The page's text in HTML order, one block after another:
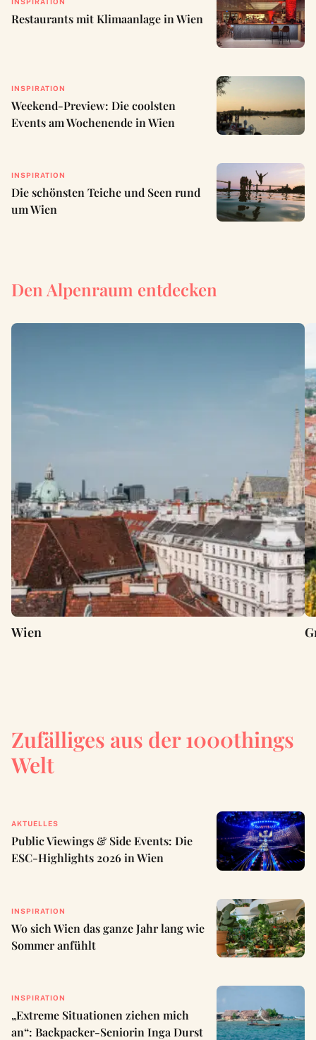
Restaurants mit Klimaanlage in Wien
INSPIRATION
Weekend-Preview: Die coolsten
Events am Wochenende in Wien
INSPIRATION
Die schönsten Teiche und Seen rund
um Wien
Den Alpenraum entdecken
Wien
Zufälliges aus der 1000things
Welt
AKTUELLES
Public Viewings & Side Events: Die
ESC-Highlights 2026 in Wien
INSPIRATION
Wo sich Wien das ganze Jahr lang wie
Sommer anfühlt
INSPIRATION
„Extreme Situationen ziehen mich
an“: Backpacker-Seniorin Inga Durst